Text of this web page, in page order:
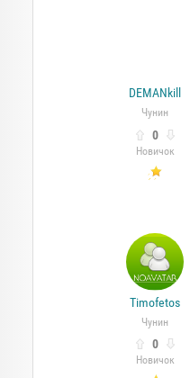
DEMANkill
Чунин
0
Новичок
Timofetos
Чунин
0
Новичок